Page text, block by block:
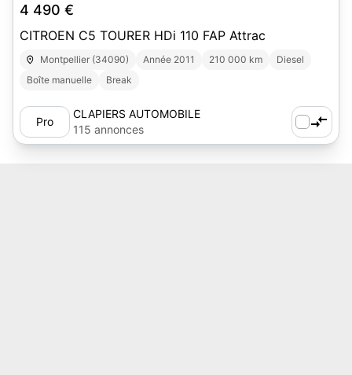
4 490 €
CITROEN C5 TOURER HDi 110 FAP Attrac
Montpellier (34090) Année 2011 210 000 km
Diesel
Boîte manuelle
Break
Pro
CLAPIERS AUTOMOBILE
115 annonces